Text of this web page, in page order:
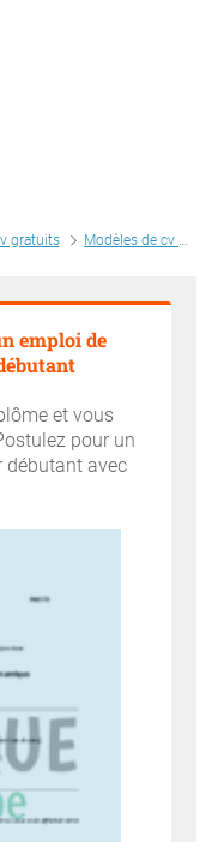
gratuits Modèles de cv par métiers
emploi de
et vous
pour un
débutant avec